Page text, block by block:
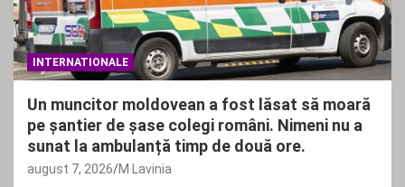
INTERNATIONALE
Un muncitor moldovean a fost lăsat să moară
pe șantier de șase colegi români. Nimeni nu a
sunat la ambulanță timp de două ore.
august 7, 2026 M Lavinia